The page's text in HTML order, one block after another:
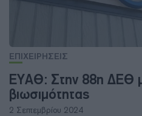
ΕΠΙΧΕΙΡΗΣΕΙΣ
ΕΥΑΘ: Στην 88η ΔΕΘ
βιωσιμότητας
2 Σεπτεμβρίου 2024